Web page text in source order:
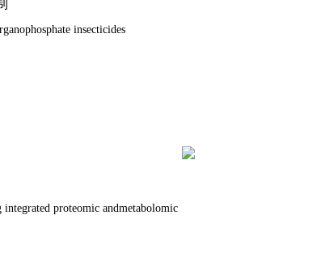
insecticides
proteomic andmetabolomic